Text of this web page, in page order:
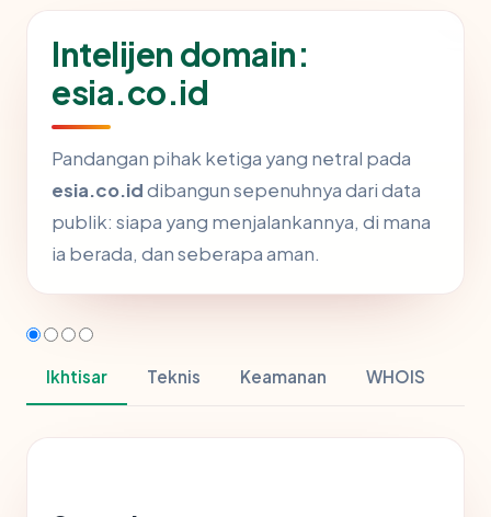
Intelijen domain:
esia.co.id
Pandangan pihak ketiga yang netral pada
esia.co.iddibangun sepenuhnya dari data
publik: siapa yang menjalankannya, di mana
ia berada, dan seberapa aman.
Ikhtisar Teknis Keamanan WHOIS